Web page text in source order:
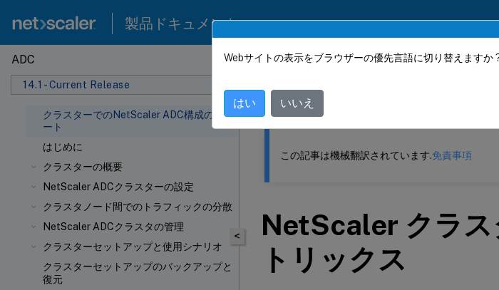
製品ドキュメント
ADC
14.1 - Current Release
クラスターでのNetScaler ADC構成のサポ
ート
はじめに
クラスターの概要
NetScaler ADCクラスターの設定
クラスタノード間でのトラフィックの分散
NetScaler ADCクラスタの管理
クラスターセットアップと使用シナリオ
クラスターセットアップのバックアップと
復元
このコンテンツは動的に機械翻訳されています。
NetScaler
<
この記事は機械翻訳されています.免責事項
NetScaler クラ
トリックス
Webサイトの表示をブラウザーの優先言語に切り替えますか
はい いいえ